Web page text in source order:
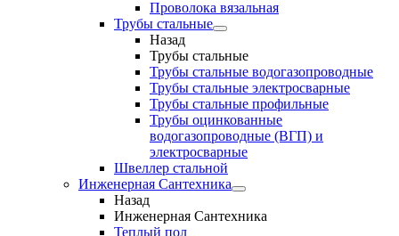
Проволока вязальная
Трубы стальные
Назад
Трубы стальные
Трубы стальные водогазопроводные
Трубы стальные электросварные
Трубы стальные профильные
Трубы оцинкованные
водогазопроводные (ВГП) и
электросварные
Швеллер стальной
Инженерная Сантехника
Назад
Инженерная Сантехника
Теплый пол